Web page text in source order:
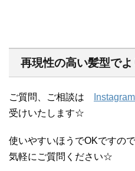
再現性の高い髪型で
ご質問、ご相談は
受けいたします☆
使いやすいほうでOKですの
気軽にご質問ください☆